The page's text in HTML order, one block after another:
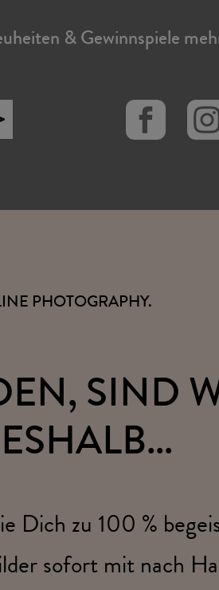
& Gewinnspiele
PHOTOGRAPHY.
SIND
Dich zu 100 %
sofort mit nach